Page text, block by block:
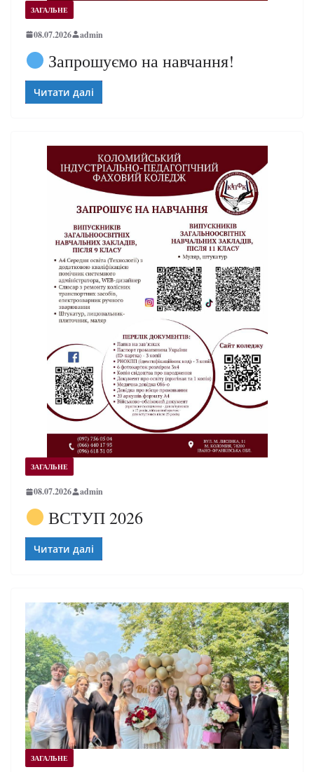
ЗАГАЛЬНЕ
08.07.2026 admin
Запрошуємо на навчання!
Читати далі
ЗАГАЛЬНЕ
08.07.2026 admin
ВСТУП 2026
Читати далі
ЗАГАЛЬНЕ